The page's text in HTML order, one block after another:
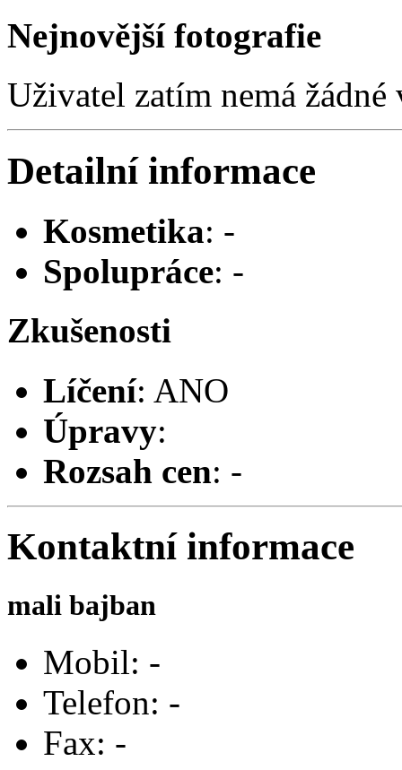
Nejnovější fotografie
Uživatel zatím nemá
Detailní informace
Kosmetika: -
Spolupráce: -
Zkušenosti
Líčení: ANO
Úpravy:
Rozsah cen: -
Kontaktní informace
mali bajban
Mobil: -
Telefon: -
Fax: -